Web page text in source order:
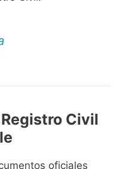
Civil
oficiales